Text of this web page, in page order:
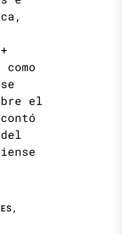
el
,